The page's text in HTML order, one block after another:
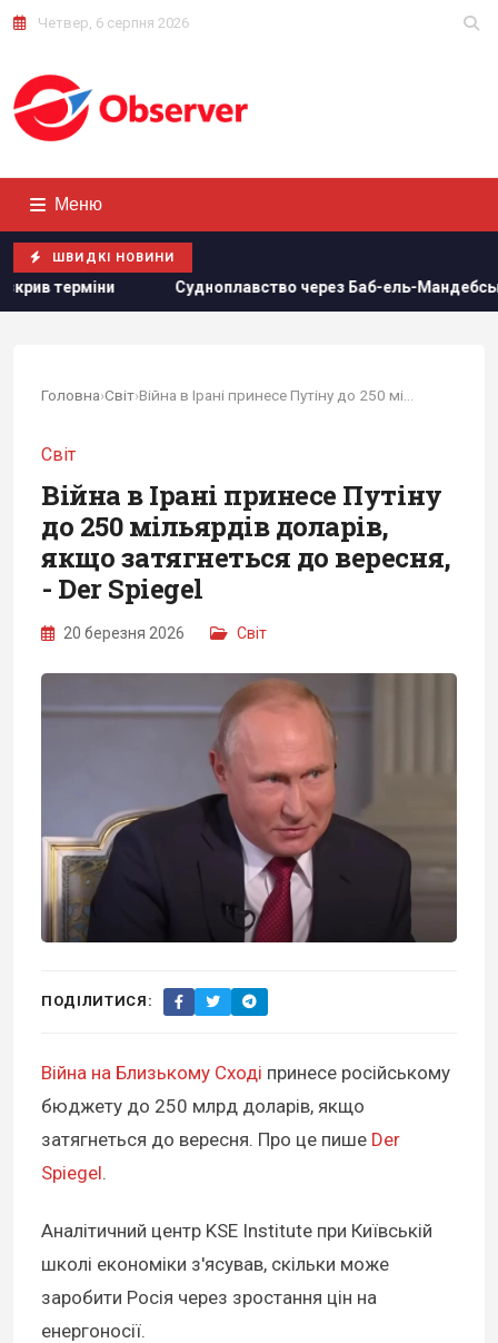
Четвер, 6 серпня 2026
Меню
ШВИДКІ НОВИНИ
Судноплавство через Баб-ель-Мандебську протоку майже
Головна›Світ›
Світ
Війна в Ірані принесе Путіну
до 250 мільярдів доларів,
якщо затягнеться до вересня,
- Der Spiegel
20 березня 2026 Світ
ПОДІЛИТИСЯ:
Війна на Близькому Сході принесе російському
бюджету до 250 млрд доларів, якщо
затягнеться до вересня. Про це пише Der
Spiegel.
Аналітичний центр KSE Institute при Київській
школі економіки з'ясував, скільки може
заробити Росія через зростання цін на
енергоносії.